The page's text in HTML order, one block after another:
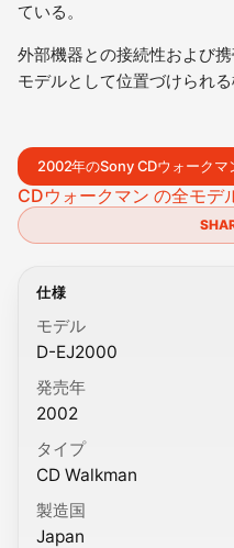
ている。
外部機器との接続性および
モデルとして位置づけられる
2002年のSony CDウォークマ
CDウォークマン の全モデ
仕様
モデル
D-EJ2000
発売年
2002
タイプ
CD Walkman
製造国
Japan